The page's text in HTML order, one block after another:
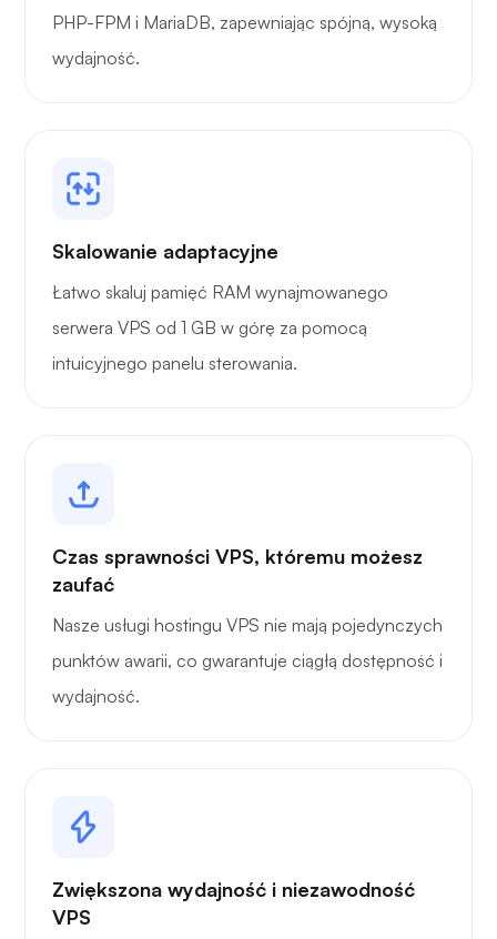
PHP-FPM i MariaDB, zapewniając spójną, wysoką
wydajność.
Skalowanie adaptacyjne
Łatwo skaluj pamięć RAM wynajmowanego
serwera VPS od 1 GB w górę za pomocą
intuicyjnego panelu sterowania.
Czas sprawności VPS, któremu możesz
zaufać
Nasze usługi hostingu VPS nie mają pojedynczych
punktów awarii, co gwarantuje ciągłą dostępność i
wydajność.
Zwiększona wydajność i niezawodność
VPS